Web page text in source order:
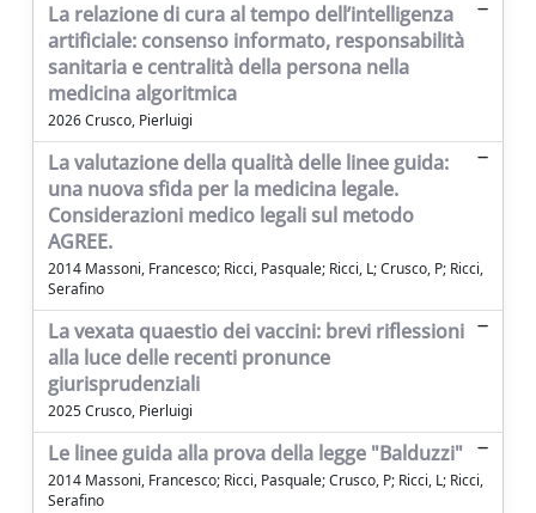
La relazione di cura al tempo dell’intelligenza
artificiale: consenso informato, responsabilità
sanitaria e centralità della persona nella
medicina algoritmica
2026 Crusco, Pierluigi
La valutazione della qualità delle linee guida:
una nuova sfida per la medicina legale.
Considerazioni medico legali sul metodo
AGREE.
2014 Massoni, Francesco; Ricci, Pasquale; Ricci, L; Crusco, P; Ricci,
Serafino
La vexata quaestio dei vaccini: brevi riflessioni
alla luce delle recenti pronunce
giurisprudenziali
2025 Crusco, Pierluigi
Le linee guida alla prova della legge "Balduzzi"
2014 Massoni, Francesco; Ricci, Pasquale; Crusco, P; Ricci, L; Ricci,
Serafino